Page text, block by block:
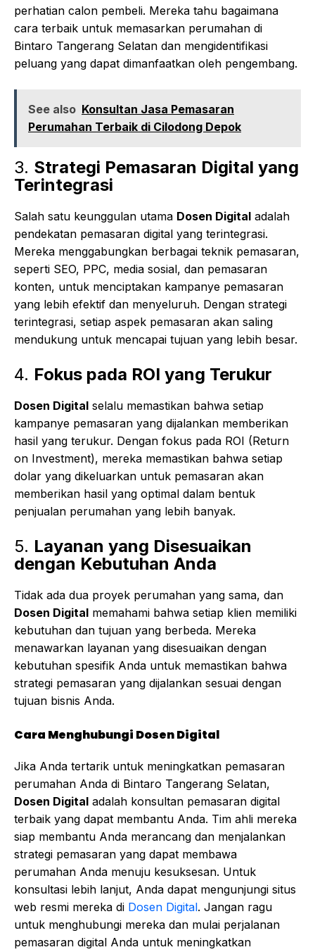
perhatian calon pembeli. Mereka tahu bagaimana
cara terbaik untuk memasarkan perumahan di
Bintaro Tangerang Selatan dan mengidentifikasi
peluang yang dapat dimanfaatkan oleh pengembang.
See also Konsultan Jasa Pemasaran
Perumahan Terbaik di Cilodong Depok
3. Strategi Pemasaran Digital yang
Terintegrasi
Salah satu keunggulan utama Dosen Digital adalah
pendekatan pemasaran digital yang terintegrasi.
Mereka menggabungkan berbagai teknik pemasaran,
seperti SEO, PPC, media sosial, dan pemasaran
konten, untuk menciptakan kampanye pemasaran
yang lebih efektif dan menyeluruh. Dengan strategi
terintegrasi, setiap aspek pemasaran akan saling
mendukung untuk mencapai tujuan yang lebih besar.
4. Fokus pada ROI yang Terukur
Dosen Digital selalu memastikan bahwa setiap
kampanye pemasaran yang dijalankan memberikan
hasil yang terukur. Dengan fokus pada ROI (Return
on Investment), mereka memastikan bahwa setiap
dolar yang dikeluarkan untuk pemasaran akan
memberikan hasil yang optimal dalam bentuk
penjualan perumahan yang lebih banyak.
5. Layanan yang Disesuaikan
dengan Kebutuhan Anda
Tidak ada dua proyek perumahan yang sama, dan
Dosen Digital memahami bahwa setiap klien memiliki
kebutuhan dan tujuan yang berbeda. Mereka
menawarkan layanan yang disesuaikan dengan
kebutuhan spesifik Anda untuk memastikan bahwa
strategi pemasaran yang dijalankan sesuai dengan
tujuan bisnis Anda.
Cara Menghubungi Dosen Digital
Jika Anda tertarik untuk meningkatkan pemasaran
perumahan Anda di Bintaro Tangerang Selatan,
Dosen Digital adalah konsultan pemasaran digital
terbaik yang dapat membantu Anda. Tim ahli mereka
siap membantu Anda merancang dan menjalankan
strategi pemasaran yang dapat membawa
perumahan Anda menuju kesuksesan. Untuk
konsultasi lebih lanjut, Anda dapat mengunjungi situs
web resmi mereka di Dosen Digital. Jangan ragu
untuk menghubungi mereka dan mulai perjalanan
pemasaran digital Anda untuk meningkatkan